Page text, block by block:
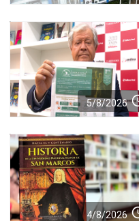
5/8/2026
4/8/2026